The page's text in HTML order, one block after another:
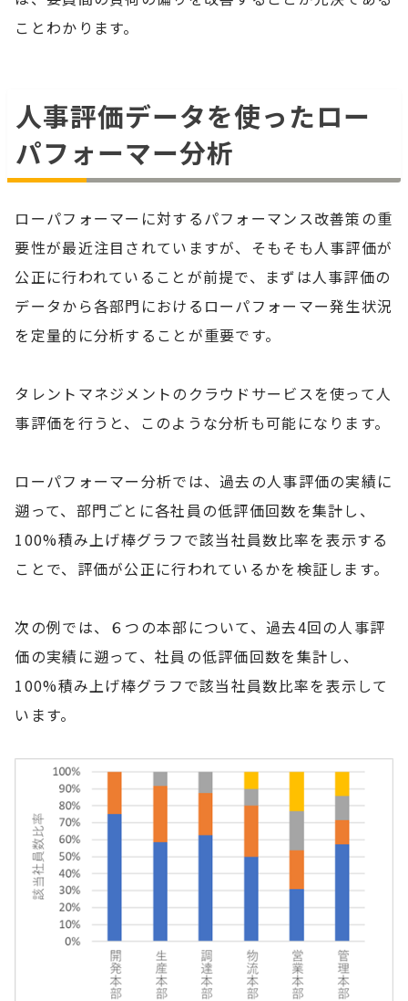
ことわかります。
人事評価データを使ったロー
パフォーマー分析
ローパフォーマーに対するパフォーマンス改善策の重
要性が最近注目されていますが、そもそも人事評価が
公正に行われていることが前提で、まずは人事評価の
データから各部門におけるローパフォーマー発生状況
を定量的に分析することが重要です。
タレントマネジメントのクラウドサービスを使って人
事評価を行うと、このような分析も可能になります。
ローパフォーマー分析では、過去の人事評価の実績に
遡って、部門ごとに各社員の低評価回数を集計し、
100%積み上げ棒グラフで該当社員数比率を表示する
ことで、評価が公正に行われているかを検証します。
次の例では、６つの本部について、過去4回の人事評
価の実績に遡って、社員の低評価回数を集計し、
100%積み上げ棒グラフで該当社員数比率を表示して
います。